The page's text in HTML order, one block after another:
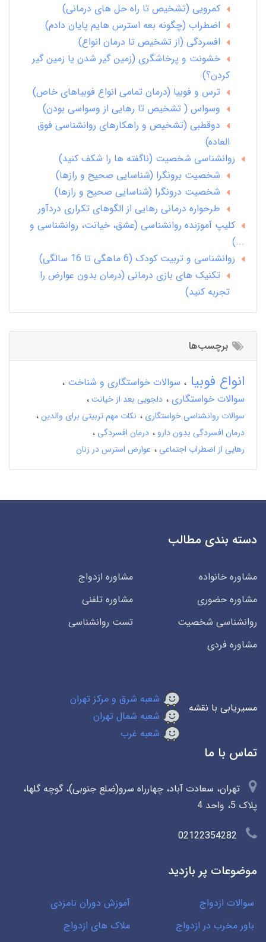
کمرویی (تشخیص تا راه حل های درمانی)
اضطراب (چگونه بعه استرس هایم پایان دادم)
افسردگی (از تشخیص تا درمان انواع)
خشونت و پرخاشگری (زمین گیر شدن یا زمین گیر
کردن؟)
ترس و فوبیا (درمان تمامی انواع فوبیاهای خاص)
وسواس ( تشخیص تا رهایی از وسواسی بودن)
دوقطبی (تشخیص و راهکارهای روانشناسی فوق
العاده)
روانشناسی شخصیت (ناگفته ها را شکف کنید)
شخصیت برونگرا (شناسایی صحیح و رازها)
شخصیت درونگرا (شناسایی صحیح و رازها)
طرحواره درمانی رهایی از الگوهای تکراری دردآور
کلیپ آموزنده روانشناسی (عشق، خیانت، روانشناسی و
...)
روانشناسی و تربیت کودک (6 ماهگی تا 16 سالگی)
تکنیک های بازی درمانی (درمان بدون عوارض را
تجربه کنید)
برچسب‌ها
انواع فوبیا
سوالات خواستگاری و شناخت
سوالات خواستگاری
دلجویی بعد از خیانت
سوالات روانشناسی خواستگاری
نکات مهم تربیتی برای والدین
درمان افسردگی بدون دارو
درمان افسردگی
رهایی از اضطراب اجتماعی
عوارض استرس در زنان
دسته بندی مطالب
مشاوره خانواده
مشاوره ازدواج
مشاوره حضوری
مشاوره تلفنی
روانشناسی شخصیت
تست روانشناسی
مشاوره فردی
مسیریابی با نقشه
شعبه شرق و مرکز تهران
شعبه شمال تهران
شعبه غرب
تماس با ما
تهران، سعادت آباد، چهارراه سرو(ضلع جنوبی)، گوچه گلها،
پلاک 5، واحد 4
02122354282
موضوعات پر بازدید
سوالات ازدواج
آموزش دوران نامزدی
باور مخرب در ازدواج
ملاک های ازدواج